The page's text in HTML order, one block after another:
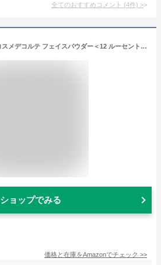
全てのおすすめコメント (4件) >
株式会社コーセー コスメデコルテ フェイスパウダー＜12 ルーセントベージュ＞(20g)
ショップでみる
価格と在庫をAmazonでチェック >>